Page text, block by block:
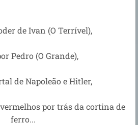
de Ivan (O Terrível),
Pedro (O Grande),
de Napoleão e Hitler,
por trás da cortina de
ferro...